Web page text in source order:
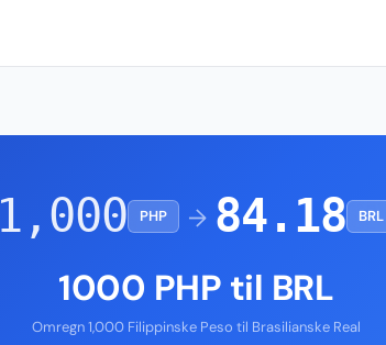
1,000 PHP → 84.18 BRL
1000 PHP til BRL
Omregn 1,000 Filippinske Peso til Brasilianske Real